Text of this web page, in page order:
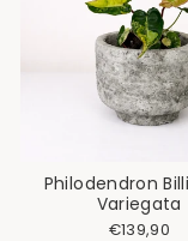
Philodendron
Variegata
€139,90